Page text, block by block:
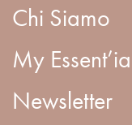
Chi Siamo
My
Newsletter